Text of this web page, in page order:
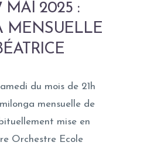
MAI 2025 :
MENSUELLE
du mois de 21h
mensuelle de
mise en
Orchestre Ecole